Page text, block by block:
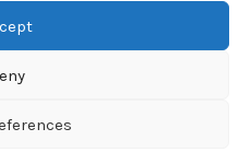
med vår